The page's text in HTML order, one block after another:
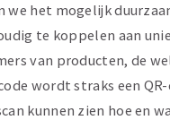
we het mogelijk
te koppelen aan
van producten, de
wordt straks een
kunnen zien hoe en